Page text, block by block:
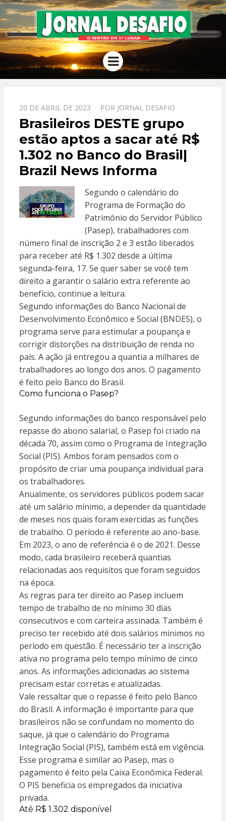
JORNAL
DESAFIO
O Sertão em 1º Lugar
Menu
PPOSTADO
EM
20 DE ABRIL DE 2023 POR JORNAL DESAFIO
Brasileiros DESTE grupo
estão aptos a sacar até R$
1.302 no Banco do Brasil|
Brazil News Informa
Segundo o calendário do
Programa de Formação do
Patrimônio do Servidor Público
(Pasep), trabalhadores com
número final de inscrição 2 e 3 estão liberados
para receber até R$ 1.302 desde a última
segunda-feira, 17. Se quer saber se você tem
direito a garantir o salário extra referente ao
benefício, continue a leitura.
Segundo informações do Banco Nacional de
Desenvolvimento Econômico e Social (BNDES), o
programa serve para estimular a poupança e
corrigir distorções na distribuição de renda no
país. A ação já entregou a quantia a milhares de
trabalhadores ao longo dos anos. O pagamento
é feito pelo Banco do Brasil.
Como funciona o Pasep?
Segundo informações do banco responsável pelo
repasse do abono salarial, o Pasep foi criado na
década 70, assim como o Programa de Integração
Social (PIS). Ambos foram pensados com o
propósito de criar uma poupança individual para
os trabalhadores.
Anualmente, os servidores públicos podem sacar
até um salário mínimo, a depender da quantidade
de meses nos quais foram exercidas as funções
de trabalho. O período é referente ao ano-base.
Em 2023, o ano de referência é o de 2021. Desse
modo, cada brasileiro receberá quantias
relacionadas aos requisitos que foram seguidos
na época.
As regras para ter direito ao Pasep incluem
tempo de trabalho de no mínimo 30 dias
consecutivos e com carteira assinada. Também é
preciso ter recebido até dois salários mínimos no
período em questão. É necessário ter a inscrição
ativa no programa pelo tempo mínimo de cinco
anos. As informações adicionadas ao sistema
precisam estar corretas e atualizadas.
Vale ressaltar que o repasse é feito pelo Banco
do Brasil. A informação é importante para que
brasileiros não se confundam no momento do
saque, já que o calendário do Programa
Integração Social (PIS), também está em vigência.
Esse programa é similar ao Pasep, mas o
pagamento é feito pela Caixa Econômica Federal.
O PIS beneficia os empregados da iniciativa
privada.
Até R$ 1.302 disponível